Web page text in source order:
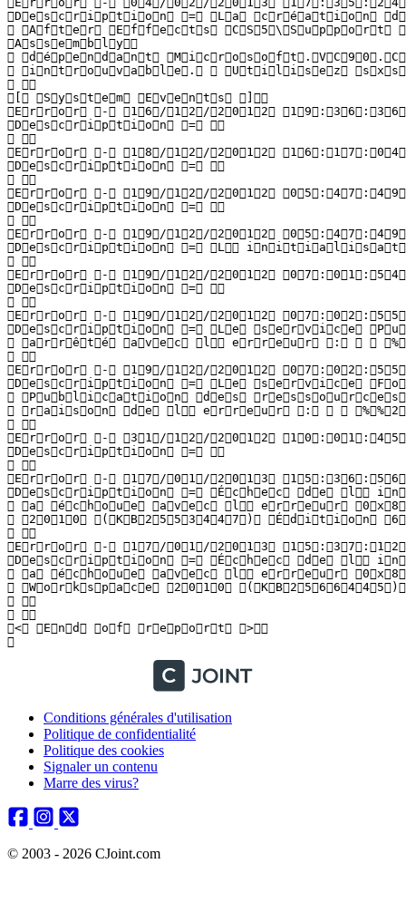
Conditions générales d'utilisation
Politique de confidentialité
Politique des cookies
Signaler un contenu
Marre des virus?
© 2003 - 2026 CJoint.com